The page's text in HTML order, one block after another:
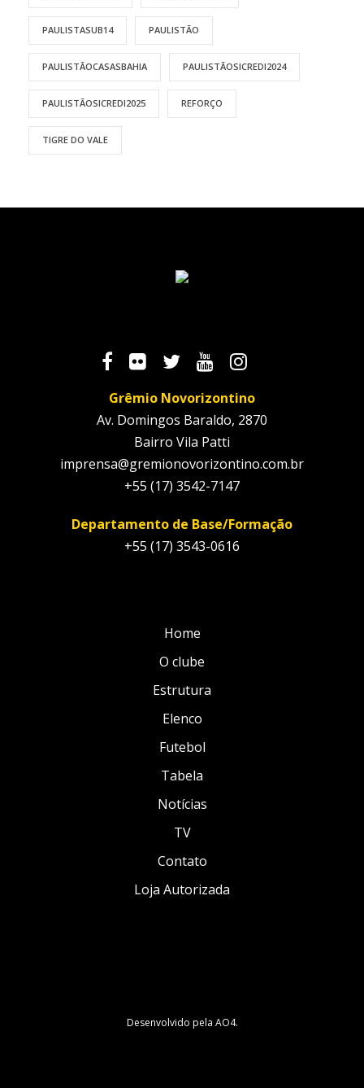
PAULISTASUB14 PAULISTÃO
PAULISTÃOCASASBAHIA PAULISTÃOSICREDI2024
PAULISTÃOSICREDI2025 REFORÇO
TIGRE DO VALE
Grêmio Novorizontino
Av. Domingos Baraldo, 2870
Bairro Vila Patti
imprensa@gremionovorizontino.com.br
+55 (17) 3542-7147
Departamento de Base/Formação
+55 (17) 3543-0616
Home
O clube
Estrutura
Elenco
Futebol
Tabela
Notícias
TV
Contato
Loja Autorizada
Desenvolvido pela AO4.